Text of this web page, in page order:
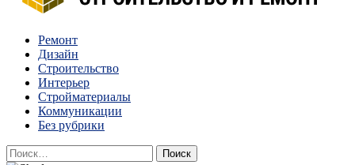
Строительство и ремонт
Квартиры и дома, в которых живут разные люди, очень
отличаются между собой.
Ремонт
Дизайн
Строительство
Интерьер
Стройматериалы
Коммуникации
Без рубрики
Найти: